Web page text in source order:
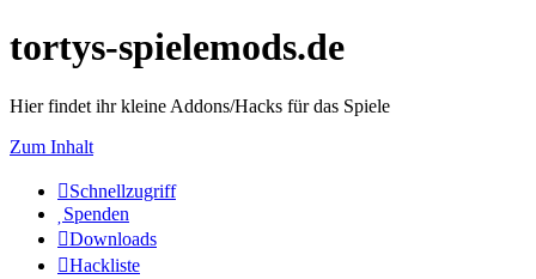
tortys-spielemods.de
Hier findet ihr kleine Addons/Hacks für das Spiele
Zum Inhalt
Schnellzugriff
Spenden
Downloads
Hackliste